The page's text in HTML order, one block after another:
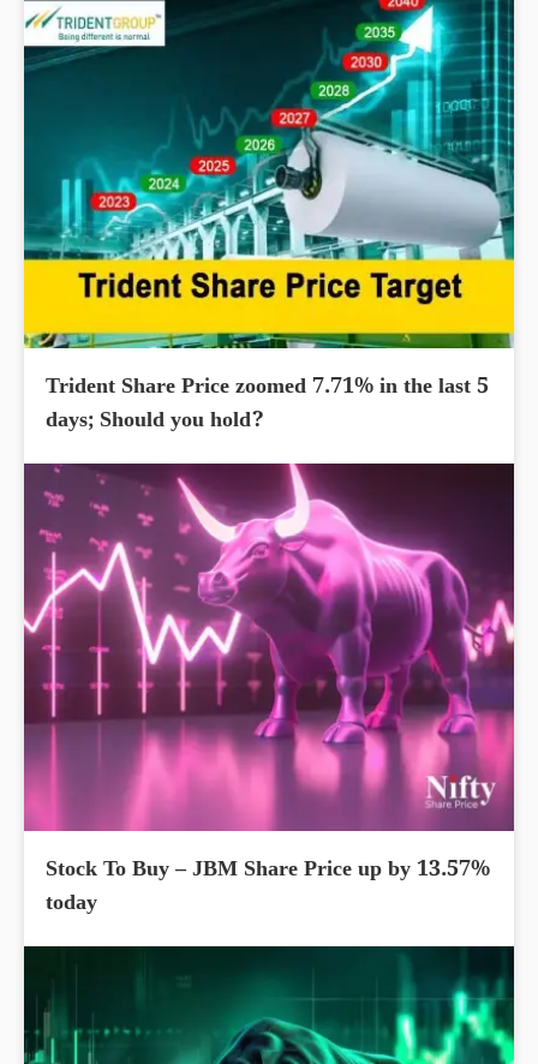
Trident Share Price zoomed 7.71% in the last 5
days; Should you hold?
Stock To Buy – JBM Share Price up by 13.57%
today